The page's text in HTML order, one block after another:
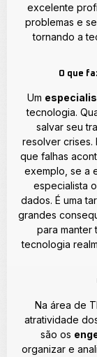
excelente
problemas e
tornando a
O que
Um
tecnologia.
salvar seu
resolver crises.
que falhas
exemplo, se a
especialista
dados. É uma
grandes
para manter
tecnologia
Na área de
atratividade
são os
organizar e